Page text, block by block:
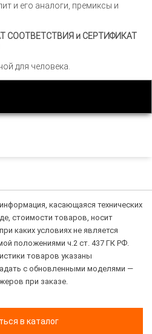
и его аналоги, премиксы и
СООТВЕТСТВИЯ и СЕРТИФИКАТ
для человека.
касающаяся технических
стоимости товаров, носит
каких условиях не является
положениями ч.2 ст. 437 ГК РФ.
товаров указаны
с обновленными моделями —
при заказе.
в каталог